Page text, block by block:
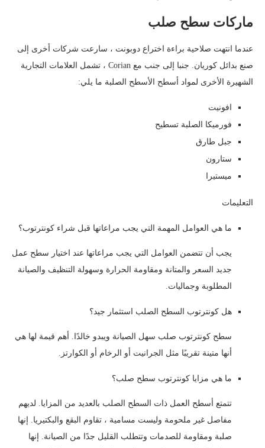
ماركات سطح صلب
عندما انتهت صلاحية براءة اختراع دوبونت ، سارعت شركات أخرى إلى
صنع بدائل كوريان. جنبا إلى جنب مع Corian ، تشمل العلامات التجارية
الشهيرة الأخرى لمواد أسطح الأسطح الصلبة ما يلي:
افونيت
فورميكا الصلبة تسطيح
جبل طارق
ستارون
ميستيرا
التعليمات
ما هي العوامل المهمة التي يجب مراعاتها قبل شراء كونترتوب؟
يجب أن تتضمن العوامل التي يجب مراعاتها عند اختيار سطح عمل
جديد السعر والمتانة ومقاومة الحرارة وسهولة التنظيف والصيانة
المطلوبة وجماليات.
هل كونترتوب السطح الصلب استثمار جيد؟
سطح كونترتوب صلب سهل الصيانة ويبدو خالدًا. أهم قيمة لها هي
أنها متينة تقريبًا مثل الجرانيت أو الرخام أو الكوارتز.
ما هي مزايا كونترتوب سطح صلب؟
تتمتع أسطح العمل ذات السطح الصلب بالعديد من المزايا. لديهم
مفاصل غير ملحومة وليست مسامية ، تقاوم البقع والبكتيريا. إنها
صلبة ومقاومة للصدمات وتتطلب القليل جدًا من الصيانة. إنها